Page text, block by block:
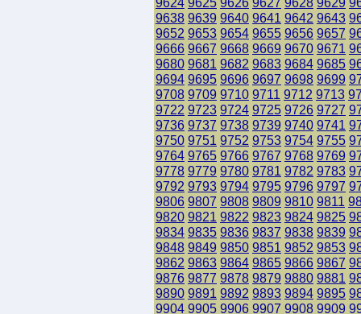
9638 9639 9640 9641 9642 9643
9652 9653 9654 9655 9656 9657
9666 9667 9668 9669 9670 9671
9680 9681 9682 9683 9684 9685
9694 9695 9696 9697 9698 9699
9708 9709 9710 9711 9712 9713
9722 9723 9724 9725 9726 9727
9736 9737 9738 9739 9740 9741
9750 9751 9752 9753 9754 9755
9764 9765 9766 9767 9768 9769
9778 9779 9780 9781 9782 9783
9792 9793 9794 9795 9796 9797
9806 9807 9808 9809 9810 9811
9820 9821 9822 9823 9824 9825
9834 9835 9836 9837 9838 9839
9848 9849 9850 9851 9852 9853
9862 9863 9864 9865 9866 9867
9876 9877 9878 9879 9880 9881
9890 9891 9892 9893 9894 9895
9904 9905 9906 9907 9908 9909